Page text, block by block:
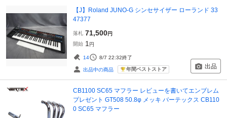
【J】Roland JUNO-G シンセサイザー ローランド 33
47377
落札 71,500円
開始 1 円
14 8/7 22:32終了
出品中の商品 年間ベストストア 出品
CB1100 SC65 マフラー レビューを書いてエンブレム
プレゼント GT508 50.8φ メッキ バーテックス CB110
0 SC65 マフラー